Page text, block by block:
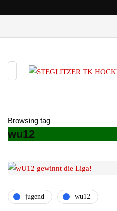
Browsing tag
wu12
jugend wu12